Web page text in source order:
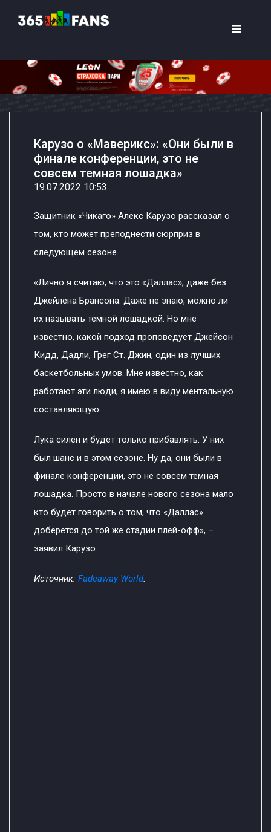
Карузо о «Маверикс»: «Они были в
финале конференции, это не
совсем темная лошадка»
19.07.2022 10:53
Защитник «Чикаго» Алекс Карузо рассказал о
том, кто может преподнести сюрприз в
следующем сезоне.
«Лично я считаю, что это «Даллас», даже без
Джейлена Брансона. Даже не знаю, можно ли
их называть темной лошадкой. Но мне
известно, какой подход проповедует Джейсон
Кидд, Дадли, Грег Ст. Джин, один из лучших
баскетбольных умов. Мне известно, как
работают эти люди, я имею в виду ментальную
составляющую.
Лука силен и будет только прибавлять. У них
был шанс и в этом сезоне. Ну да, они были в
финале конференции, это не совсем темная
лошадка. Просто в начале нового сезона мало
кто будет говорить о том, что «Даллас»
доберется до той же стадии плей-офф», –
заявил Карузо.
Источник: Fadeaway World.